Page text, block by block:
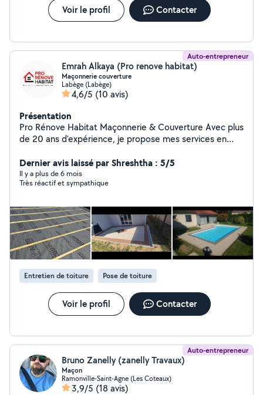
Voir le profil Contacter
Auto-entrepreneur
Emrah Alkaya (Pro renove habitat)
Maçonnerie couverture
Labège (Labège)
4,6/5 (10 avis)
Présentation
Pro Rénove Habitat Maçonnerie & Couverture Avec plus
de 20 ans d'expérience, je propose mes services en
Basé à Labège, j'interviens sur vos projets de
construction, rénovation et entretien, avec un travail
sérieux et soigné. Mon objectif : vous garantir un
Dernier avis laissé par Shreshtha : 5/5
Il y a plus de 6 mois
Très réactif et sympathique
Entretien de toiture Pose de toiture
Voir le profil Contacter
Auto-entrepreneur
Bruno Zanelly (zanelly Travaux)
Maçon
Ramonville-Saint-Agne (Les Coteaux)
3,9/5 (18 avis)